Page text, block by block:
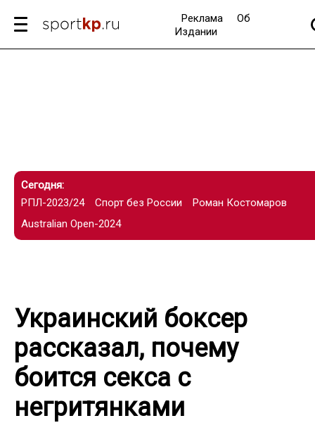
Реклама
Об
Издании
Сегодня:
РПЛ-2023/24
Спорт без России
Роман Костомаров
Australian Open-2024
Украинский боксер
рассказал, почему
боится секса с
негритянками